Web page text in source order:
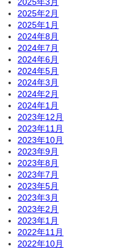
2025年2月
2025年1月
2024年8月
2024年7月
2024年6月
2024年5月
2024年3月
2024年2月
2024年1月
2023年12月
2023年11月
2023年10月
2023年9月
2023年8月
2023年7月
2023年5月
2023年3月
2023年2月
2023年1月
2022年11月
2022年10月